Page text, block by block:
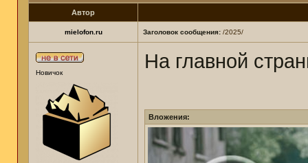
Автор
mielofon.ru Заголовок сообщения: /2025/
Новичок
На главной
Вложения: